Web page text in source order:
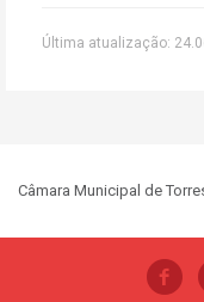
Última atualização:
Câmara Municipal de